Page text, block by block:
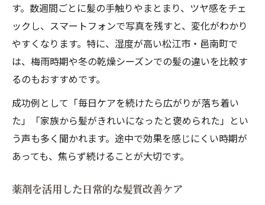
す。数週間ごとに髪の手触りやまとまり、ツヤ感をチェ
ックし、スマートフォンで写真を残すと、変化がわかり
やすくなります。特に、湿度が高い松江市・邑南町で
は、梅雨時期や冬の乾燥シーズンでの髪の違いを比較す
るのもおすすめです。
成功例として「毎日ケアを続けたら広がりが落ち着い
た」「家族から髪がきれいになったと褒められた」とい
う声も多く聞かれます。途中で効果を感じにくい時期が
あっても、焦らず続けることが大切です。
薬剤を活用した日常的な髪質改善ケア